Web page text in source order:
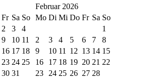
Fr Sa So
2 3
4
9 10 11
16 17 18
23 24 25
30 31
Februar 2026
Mo Di Mi Do Fr Sa So
1
2
3 4 5 6 7
8
9
10 11 12 13 14 15
16
17 18 19 20 21 22
23
24 25 26 27 28